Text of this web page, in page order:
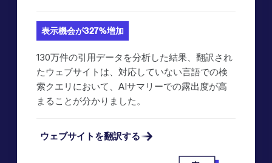
表示機会が327%増加
130万件の引用データを分析した結果、翻訳され
たウェブサイトは、対応していない言語での検
索クエリにおいて、AIサマリーでの露出度が高
まることが分かりました。
ウェブサイトを翻訳する